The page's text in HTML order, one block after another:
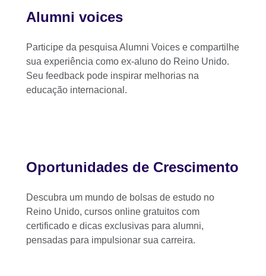
Alumni voices
Participe da pesquisa Alumni Voices e compartilhe
sua experiência como ex-aluno do Reino Unido.
Seu feedback pode inspirar melhorias na
educação internacional.
Oportunidades de Crescimento
Descubra um mundo de bolsas de estudo no
Reino Unido, cursos online gratuitos com
certificado e dicas exclusivas para alumni,
pensadas para impulsionar sua carreira.